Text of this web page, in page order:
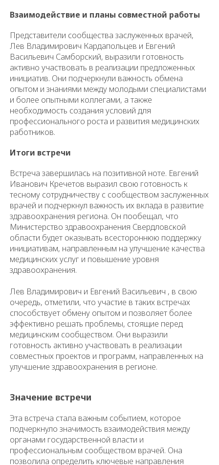
Взаимодействие и планы совместной работы
Представители сообщества заслуженных врачей,
Лев Владимирович Кардапольцев и Евгений
Васильевич Самборский, выразили готовность
активно участвовать в реализации предложенных
инициатив. Они подчеркнули важность обмена
опытом и знаниями между молодыми специалистами
и более опытными коллегами, а также
необходимость создания условий для
профессионального роста и развития медицинских
работников.
Итоги встречи
Встреча завершилась на позитивной ноте. Евгений
Иванович Кречетов выразил свою готовность к
тесному сотрудничеству с сообществом заслуженных
врачей и подчеркнул важность их вклада в развитие
здравоохранения региона. Он пообещал, что
Министерство здравоохранения Свердловской
области будет оказывать всестороннюю поддержку
инициативам, направленным на улучшение качества
медицинских услуг и повышение уровня
здравоохранения.
Лев Владимирович и Евгений Васильевич , в свою
очередь, отметили, что участие в таких встречах
способствует обмену опытом и позволяет более
эффективно решать проблемы, стоящие перед
медицинским сообществом. Они выразили
готовность активно участвовать в реализации
совместных проектов и программ, направленных на
улучшение здравоохранения в регионе.
Значение встречи
Эта встреча стала важным событием, которое
подчеркнуло значимость взаимодействия между
органами государственной власти и
профессиональным сообществом врачей. Она
позволила определить ключевые направления